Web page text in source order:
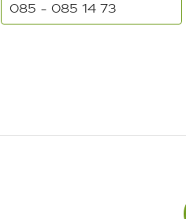
085 - 085 14 73